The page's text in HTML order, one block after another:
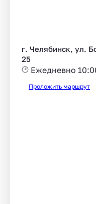
г. Челябинск, ул.
25
Ежедневно
Проложить маршрут